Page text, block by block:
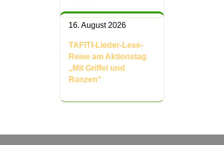
16. August 2026
TAFITI-Lieder-Lese-
Reise am Aktionstag
„Mit Griffel und
Ranzen“